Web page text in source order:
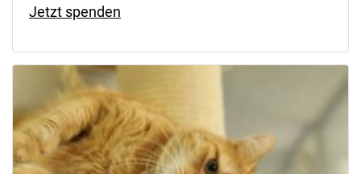
Jetzt spenden